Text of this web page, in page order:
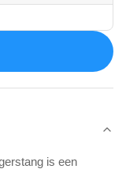
is een